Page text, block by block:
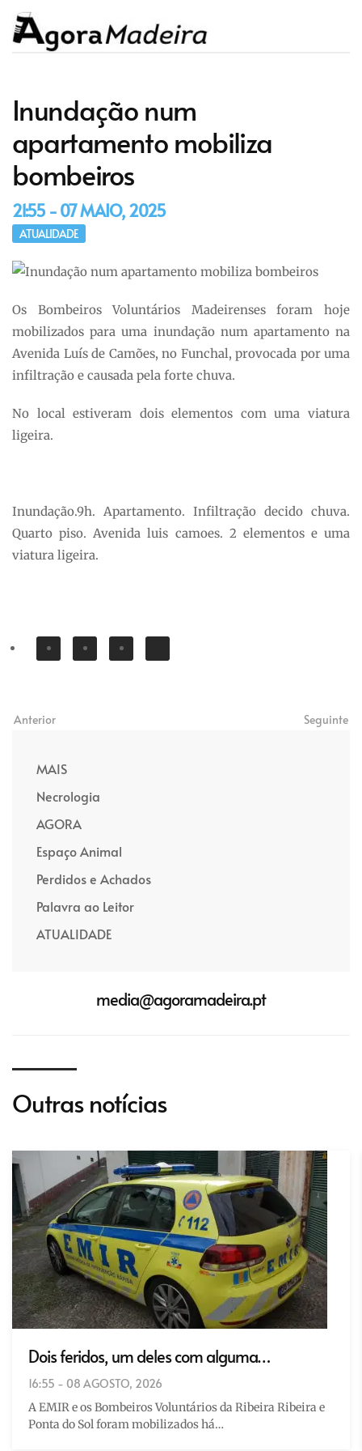
Inundação num
apartamento mobiliza
bombeiros
21:55 - 07 MAIO, 2025
ATUALIDADE
Os Bombeiros Voluntários Madeirenses foram hoje
mobilizados para uma inundação num apartamento na
Avenida Luís de Camões, no Funchal, provocada por uma
infiltração e causada pela forte chuva.
No local estiveram dois elementos com uma viatura
ligeira.
Inundação.9h. Apartamento. Infiltração decido chuva.
Quarto piso. Avenida luis camoes. 2 elementos e uma
viatura ligeira.
Anterior Seguinte
MAIS
Necrologia
AGORA
Espaço Animal
Perdidos e Achados
Palavra ao Leitor
ATUALIDADE
media@agoramadeira.pt
Outras notícias
Dois feridos, um deles com alguma…
16:55 - 08 AGOSTO, 2026
A EMIR e os Bombeiros Voluntários da Ribeira Ribeira e
Ponta do Sol foram mobilizados há…